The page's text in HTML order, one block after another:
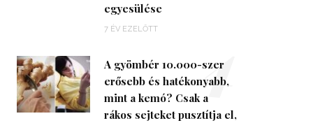
egyesülése
7 ÉV EZELŐTT
A gyömbér 10.000-szer
erősebb és hatékonyabb,
mint a kemó? Csak a
rákos sejteket pusztítja el,
4